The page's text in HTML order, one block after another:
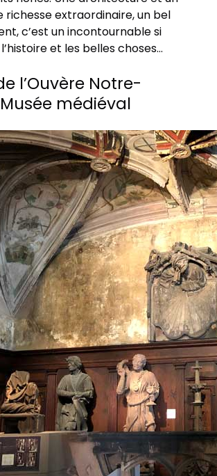
richesse extraordinaire, un bel
c’est un incontournable si
et les belles choses…
l’Ouvère Notre-
médiéval